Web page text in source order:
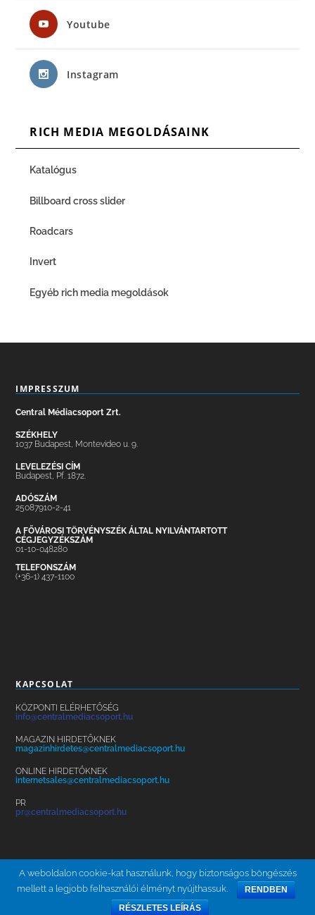
Youtube
Instagram
RICH MEDIA MEGOLDÁSAINK
Katalógus
Billboard cross slider
Roadcars
Invert
Egyéb rich media megoldások
IMPRESSZUM
Central Médiacsoport Zrt.
SZÉKHELY
1037 Budapest, Montevideo u. 9.
LEVELEZÉSI CÍM
Budapest, Pf. 1872.
ADÓSZÁM
25087910-2-41
A FŐVÁROSI TÖRVÉNYSZÉK ÁLTAL NYILVÁNTARTOTT
CÉGJEGYZÉKSZÁM
01-10-048280
TELEFONSZÁM
(+36-1) 437-1100
KAPCSOLAT
KÖZPONTI ELÉRHETŐSÉG
info@centralmediacsoport.hu
MAGAZIN HIRDETŐKNEK
magazinhirdetes@centralmediacsoport.hu
ONLINE HIRDETŐKNEK
internetsales@centralmediacsoport.hu
PR
pr@centralmediacsoport.hu
BRAND SAFETY
A weboldalon cookie-kat használunk, hogy biztonságos böngészés
mellett a legjobb felhasználói élményt nyújthassuk.
RENDBEN
RÉSZLETES LEÍRÁS